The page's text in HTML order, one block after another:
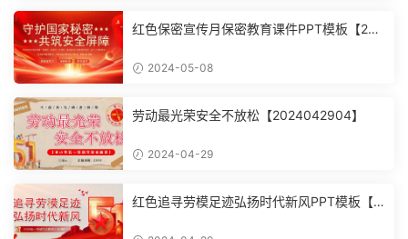
红色保密宣传月保密教育课件PPT模板【202
2024-05-08
劳动最光荣安全不放松【2024042904】
2024-04-29
红色追寻劳模足迹弘扬时代新风PPT模板【2